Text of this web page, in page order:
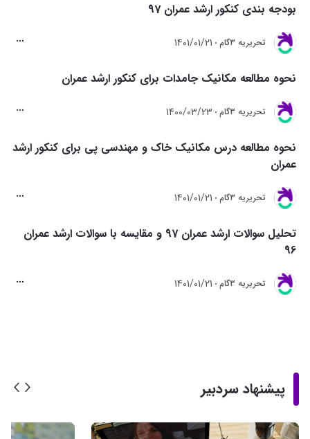
بودجه بندی کنکور ارشد عمران 97
تحريريه 3گام 1401/01/21
نحوه مطالعه مکانیک جامدات برای کنکور ارشد عمران
تحريريه 3گام 1400/03/23
نحوه مطالعه درس مکانیک خاک و مهندسی پی برای کنکور ارشد
عمران
تحريريه 3گام 1401/01/21
تحلیل سوالات ارشد عمران 97 و مقایسه با سوالات ارشد عمران
96
تحريريه 3گام 1401/01/21
پیشنهاد سردبیر